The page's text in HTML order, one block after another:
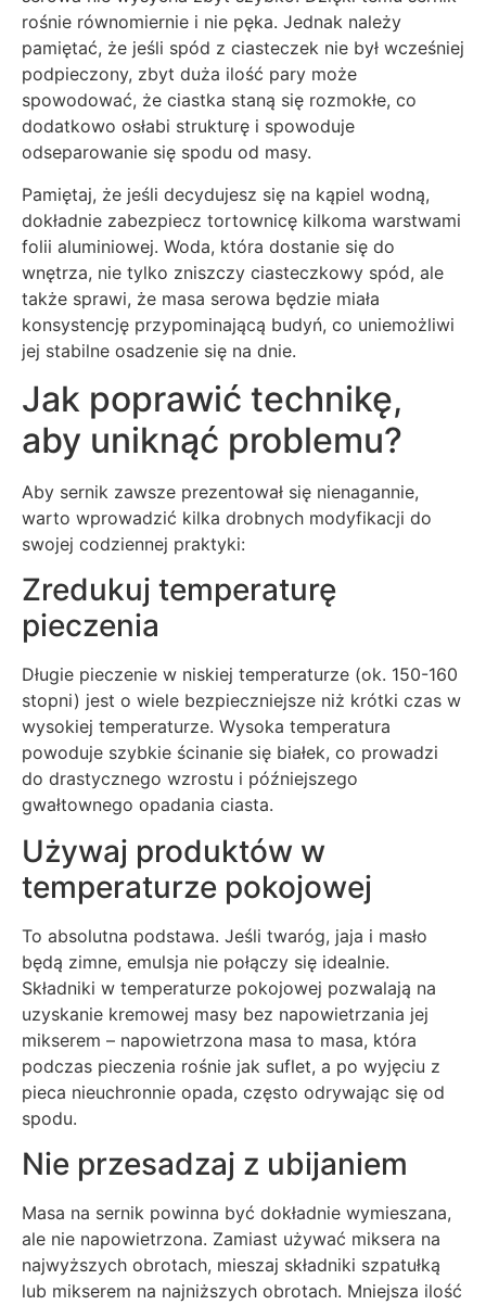
rośnie równomiernie i nie pęka. Jednak należy
pamiętać, że jeśli spód z ciasteczek nie był wcześniej
podpieczony, zbyt duża ilość pary może
spowodować, że ciastka staną się rozmokłe, co
dodatkowo osłabi strukturę i spowoduje
odseparowanie się spodu od masy.
Pamiętaj, że jeśli decydujesz się na kąpiel wodną,
dokładnie zabezpiecz tortownicę kilkoma warstwami
folii aluminiowej. Woda, która dostanie się do
wnętrza, nie tylko zniszczy ciasteczkowy spód, ale
także sprawi, że masa serowa będzie miała
konsystencję przypominającą budyń, co uniemożliwi
jej stabilne osadzenie się na dnie.
Jak poprawić technikę,
aby uniknąć problemu?
Aby sernik zawsze prezentował się nienagannie,
warto wprowadzić kilka drobnych modyfikacji do
swojej codziennej praktyki:
Zredukuj temperaturę
pieczenia
Długie pieczenie w niskiej temperaturze (ok. 150-160
stopni) jest o wiele bezpieczniejsze niż krótki czas w
wysokiej temperaturze. Wysoka temperatura
powoduje szybkie ścinanie się białek, co prowadzi
do drastycznego wzrostu i późniejszego
gwałtownego opadania ciasta.
Używaj produktów w
temperaturze pokojowej
To absolutna podstawa. Jeśli twaróg, jaja i masło
będą zimne, emulsja nie połączy się idealnie.
Składniki w temperaturze pokojowej pozwalają na
uzyskanie kremowej masy bez napowietrzania jej
mikserem – napowietrzona masa to masa, która
podczas pieczenia rośnie jak suflet, a po wyjęciu z
pieca nieuchronnie opada, często odrywając się od
spodu.
Nie przesadzaj z ubijaniem
Masa na sernik powinna być dokładnie wymieszana,
ale nie napowietrzona. Zamiast używać miksera na
najwyższych obrotach, mieszaj składniki szpatułką
lub mikserem na najniższych obrotach. Mniejsza ilość